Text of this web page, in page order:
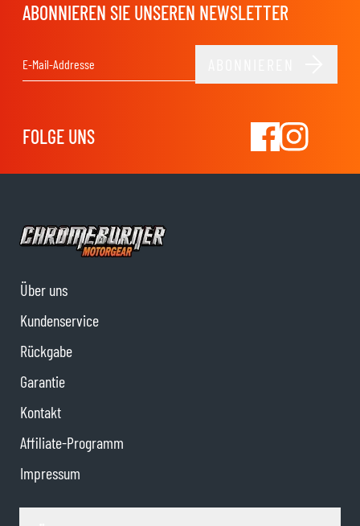
ABONNIEREN SIE UNSEREN NEWSLETTER
FOLGE UNS
Über uns
Kundenservice
Rückgabe
Garantie
Kontakt
Affiliate-Programm
Impressum